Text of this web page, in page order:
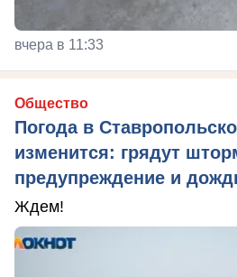
вчера в 11:33
Общество
Погода в
изменится: грядут
предупреждение и
Ждем!